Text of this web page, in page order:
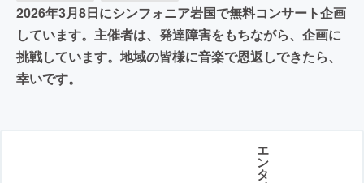
2026年3月8日にシンフォニア岩国で無料コンサート企画
しています。主催者は、発達障害をもちながら、企画に
挑戦しています。地域の皆様に音楽で恩返しできたら、
幸いです。
エ
ン
タ